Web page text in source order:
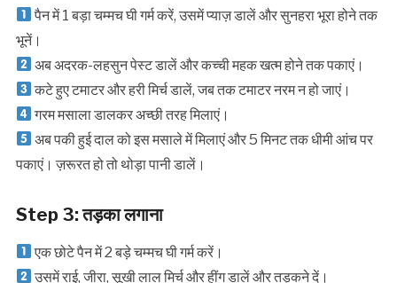
पैन में 1 बड़ा चम्मच घी गर्म करें, उसमें प्याज़ डालें और सुनहरा भूरा होने तक
भूनें।
अब अदरक-लहसुन पेस्ट डालें और कच्ची महक खत्म होने तक पकाएं।
कटे हुए टमाटर और हरी मिर्च डालें, जब तक टमाटर नरम न हो जाएं।
गरम मसाला डालकर अच्छी तरह मिलाएं।
अब पकी हुई दाल को इस मसाले में मिलाएं और 5 मिनट तक धीमी आंच पर
पकाएं। ज़रूरत हो तो थोड़ा पानी डालें।
Step 3: तड़का लगाना
एक छोटे पैन में 2 बड़े चम्मच घी गर्म करें।
उसमें राई, जीरा, सूखी लाल मिर्च और हींग डालें और तड़कने दें।